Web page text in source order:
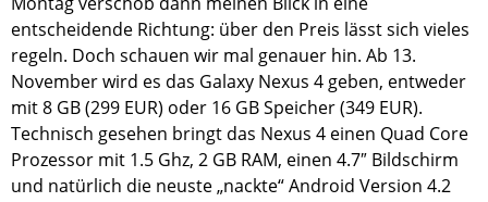
entscheidende Richtung: über den Preis lässt sich vieles
regeln. Doch schauen wir mal genauer hin. Ab 13.
November wird es das Galaxy Nexus 4 geben, entweder
mit 8 GB (299 EUR) oder 16 GB Speicher (349 EUR).
Technisch gesehen bringt das Nexus 4 einen Quad Core
Prozessor mit 1.5 Ghz, 2 GB RAM, einen 4.7″ Bildschirm
und natürlich die neuste „nackte“ Android Version 4.2